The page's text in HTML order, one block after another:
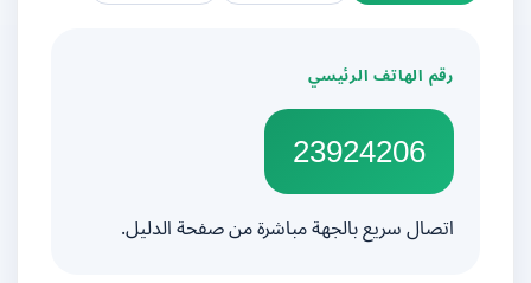
رقم الهاتف الرئيسي
23924206
اتصال سريع بالجهة مباشرة من صفحة الدليل.